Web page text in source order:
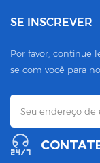
SE INSCREVER
Por favor, continue
se com você para